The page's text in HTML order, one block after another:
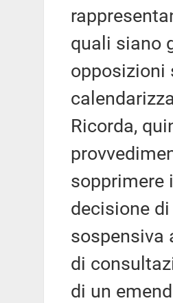
quali siano
opposizioni
Ricorda,
sopprimere
decisione
sospensiva
di
di un